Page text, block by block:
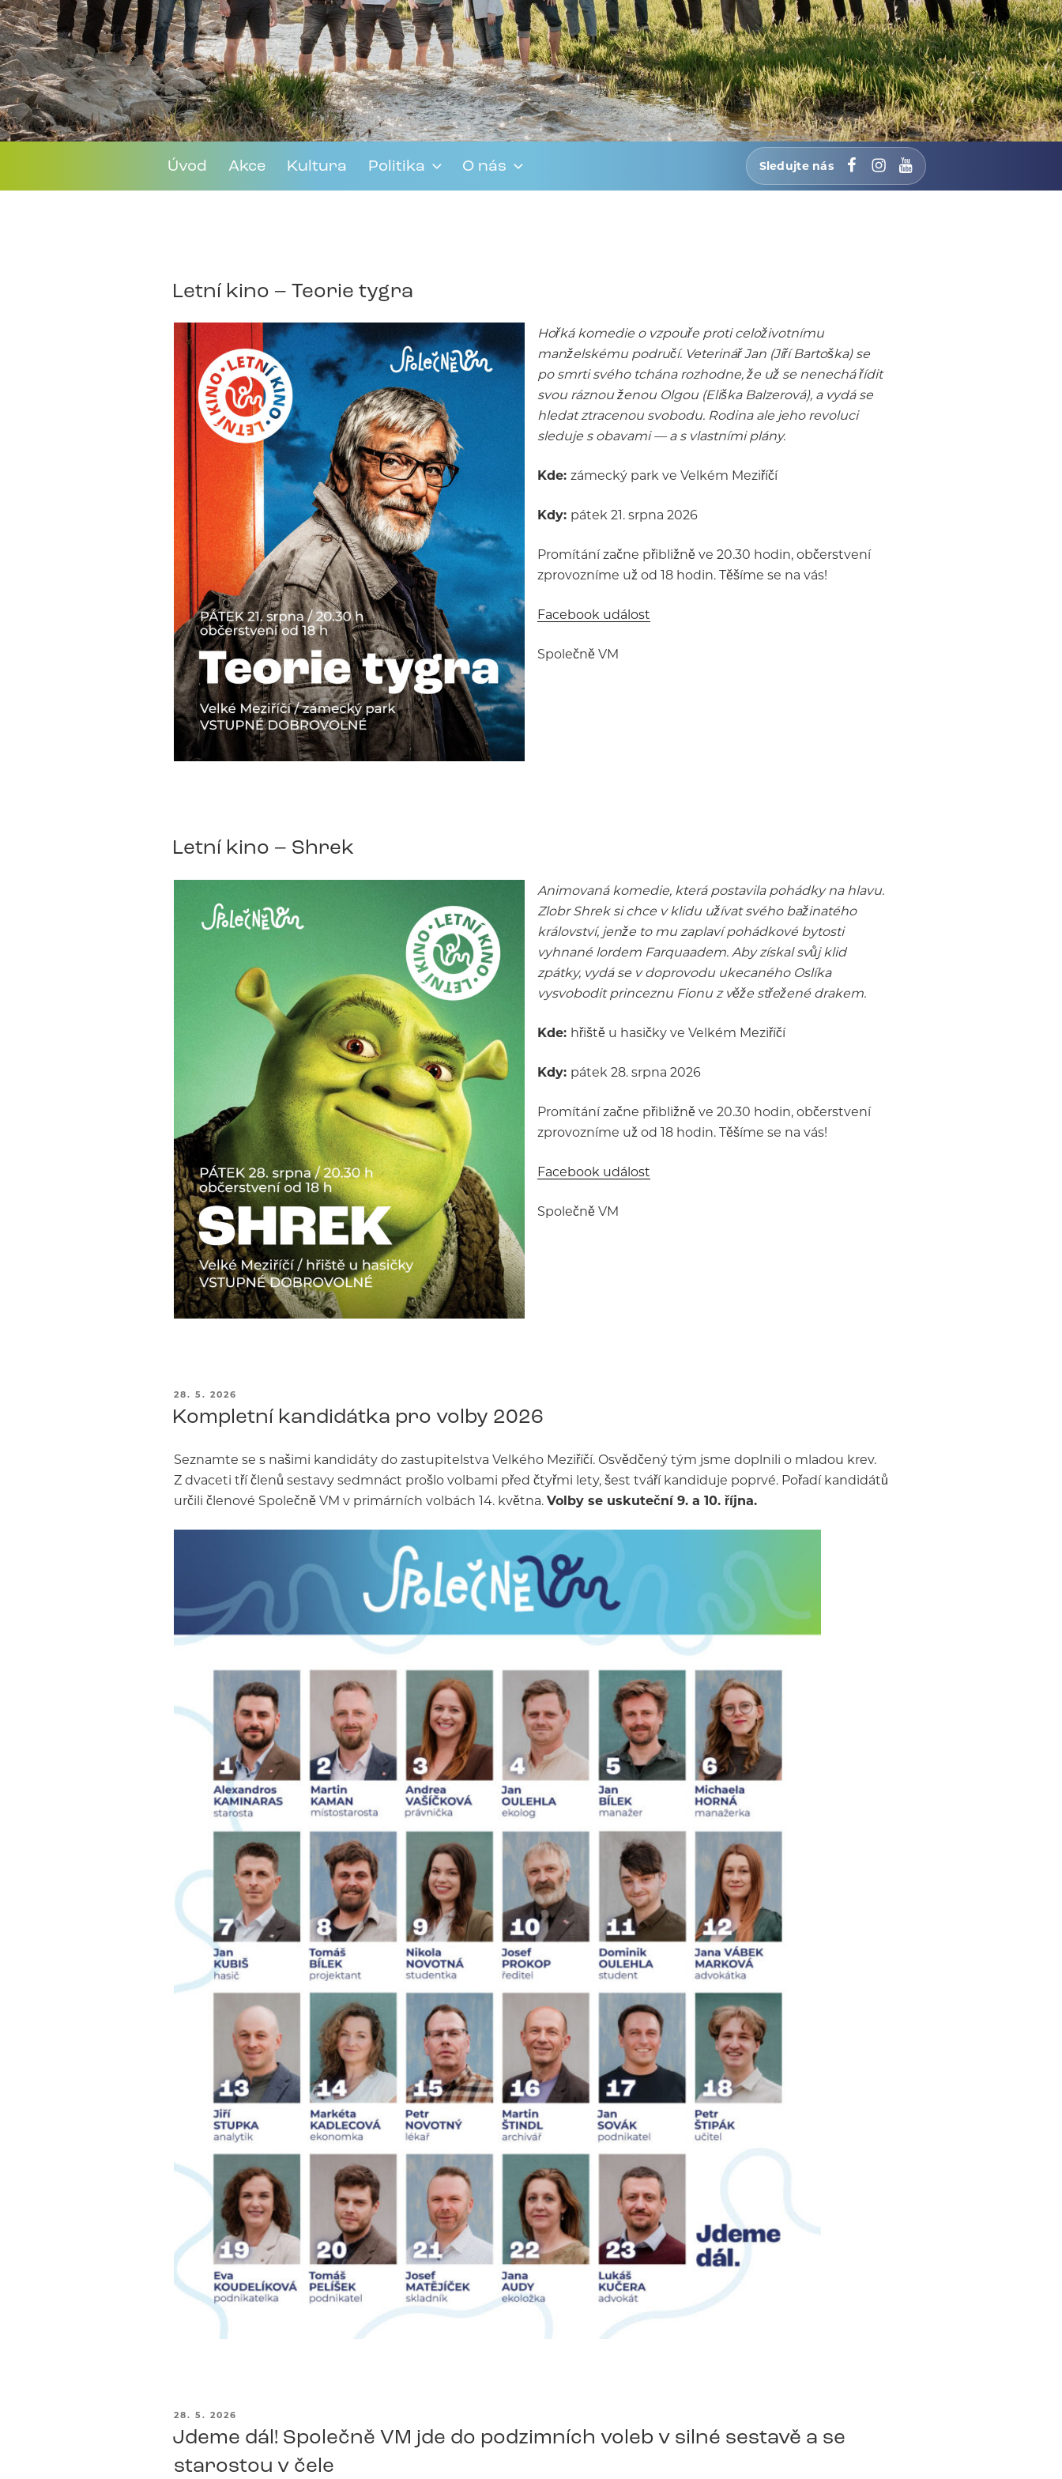
Úvod Akce Kultura Politika O nás Sledujte nás Facebook
Instagram
YouTube
Letní kino – Teorie tygra
Hořká komedie o vzpouře proti celoživotnímu
manželskému područí. Veterinář Jan (Jiří Bartoška) se
po smrti svého tchána rozhodne, že už se nenechá řídit
svou ráznou ženou Olgou (Eliška Balzerová), a vydá se
hledat ztracenou svobodu. Rodina ale jeho revoluci
sleduje s obavami — a s vlastními plány.
Kde: zámecký park ve Velkém Meziříčí
Kdy: pátek 21. srpna 2026
Promítání začne přibližně ve 20.30 hodin, občerstvení
zprovozníme už od 18 hodin. Těšíme se na vás!
Facebook událost
Společně VM
Letní kino – Shrek
Animovaná komedie, která postavila pohádky na hlavu.
Zlobr Shrek si chce v klidu užívat svého bažinatého
království, jenže to mu zaplaví pohádkové bytosti
vyhnané lordem Farquaadem. Aby získal svůj klid
zpátky, vydá se v doprovodu ukecaného Oslíka
vysvobodit princeznu Fionu z věže střežené drakem.
Kde: hřiště u hasičky ve Velkém Meziříčí
Kdy: pátek 28. srpna 2026
Promítání začne přibližně ve 20.30 hodin, občerstvení
zprovozníme už od 18 hodin. Těšíme se na vás!
Facebook událost
Společně VM
PUBLIKOVÁNO
28. 5. 2026
Kompletní kandidátka pro volby 2026
Seznamte se s našimi kandidáty do zastupitelstva Velkého Meziříčí. Osvědčený tým jsme doplnili o mladou krev.
Z dvaceti tří členů sestavy sedmnáct prošlo volbami před čtyřmi lety, šest tváří kandiduje poprvé. Pořadí kandidátů
určili členové Společně VM v primárních volbách 14. května.Volby se uskuteční 9. a 10. října.
PUBLIKOVÁNO
28. 5. 2026
Jdeme dál! Společně VM jde do podzimních voleb v silné sestavě a se
starostou v čele